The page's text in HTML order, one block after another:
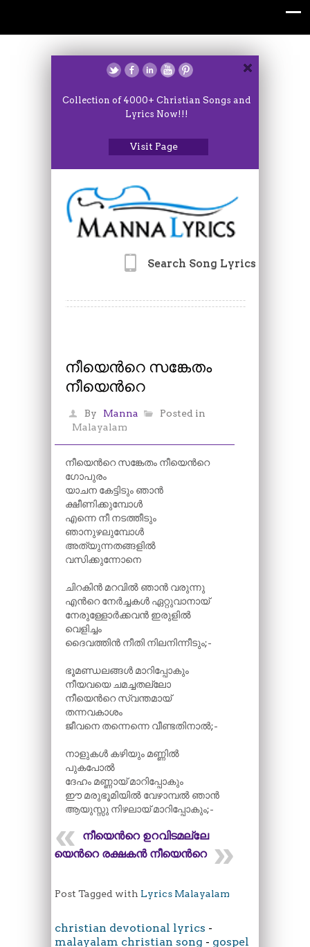
Collection of 4000+ Christian Songs and
Lyrics Now!!!
Visit Page
Search Song Lyrics
നീയെന്‍റെ സങ്കേതം
നീയെന്‍റെ
By Manna
Posted in
Malayalam
നീയെന്‍റെ സങ്കേതം നീയെന്‍റെ
ഗോപുരം
യാചന കേട്ടിടും ഞാൻ
ക്ഷീണിക്കുമ്പോൾ
എന്നെ നീ നടത്തീടും
ഞാനുഴലുമ്പോൾ
അത്യുന്നതങ്ങളിൽ
വസിക്കുന്നോനെ
ചിറകിൻ മറവിൽ ഞാൻ വരുന്നു
എന്‍റെ നേർച്ചകൾ ഏറ്റുവാനായ്
നേരുള്ളോർക്കവൻ ഇരുളിൽ
വെളിച്ചം
ദൈവത്തിൻ നീതി നിലനിന്നീടും;-
ഭൂമണ്ഡലങ്ങൾ മാറിപ്പോകും
നീയവയെ ചമച്ചതല്ലോ
നീയെന്‍റെ സ്വന്തമായ്
തന്നവകാശം
ജീവനെ തന്നെന്നെ വീണ്ടതിനാൽ;-
നാളുകൾ കഴിയും മണ്ണിൽ
പുകപോൽ
ദേഹം മണ്ണായ് മാറിപ്പോകും
ഈ മരുഭൂമിയിൽ വേഴാമ്പൽ ഞാൻ
ആയുസ്സു നിഴലായ് മാറിപ്പോകും;-
നീയെന്‍റെ ഉറവിടമല്ലേ
നീയെന്‍റെ രക്ഷകൻ നീയെന്‍റെ
Post Tagged with Lyrics Malayalam
christian devotional lyrics -
malayalam christian song - gospel